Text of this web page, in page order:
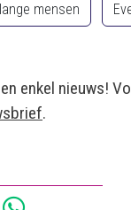
mensen
enkel nieuws!
.